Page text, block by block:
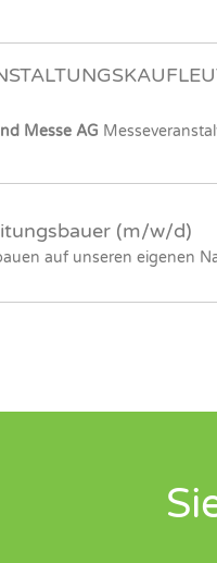
Messe AG
(m/w/d)
auf unseren eigenen